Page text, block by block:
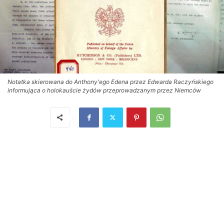
Notatka skierowana do Anthony'ego Edena przez Edwarda Raczyńskiego
informująca o holokauście żydów przeprowadzanym przez Niemców